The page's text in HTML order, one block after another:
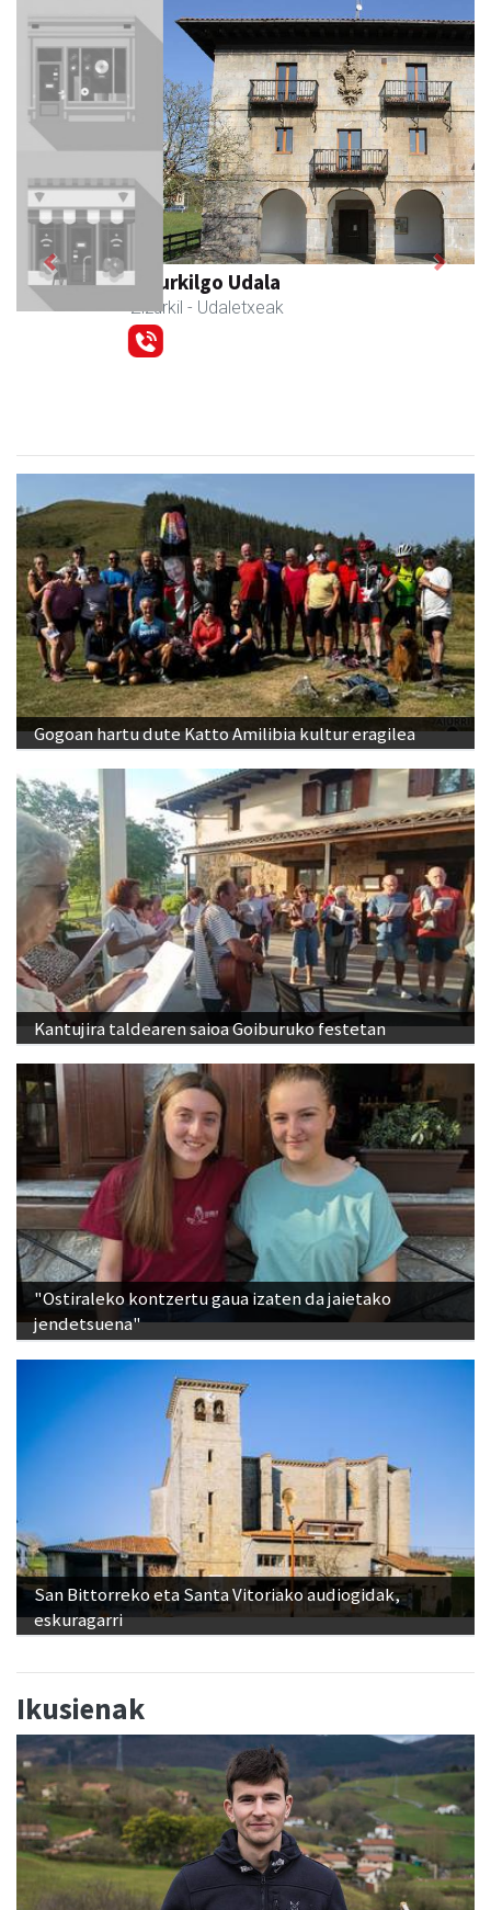
Zizurkilgo Udala
Zizurkil - Udaletxeak
Previous Next
Gogoan hartu dute Katto Amilibia kultur eragilea
Kantujira taldearen saioa Goiburuko festetan
"Ostiraleko kontzertu gaua izaten da jaietako
jendetsuena"
San Bittorreko eta Santa Vitoriako audiogidak,
eskuragarri